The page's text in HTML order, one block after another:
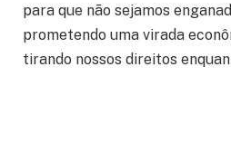
para que não sejamos
prometendo uma virada
tirando nossos direitos